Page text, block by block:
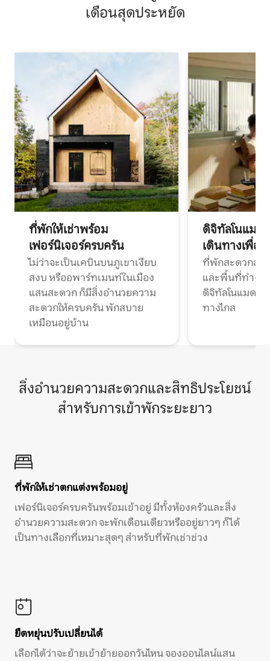
เดือนสุดประหยัด
ที่พักให้เช่าพร้อม
เฟอร์นิเจอร์ครบครัน
ไม่ว่าจะเป็นเคบินบนภูเขาเงียบ
สงบ หรืออพาร์ทเมนท์ในเมือง
แสนสะดวก ก็มีสิ่งอำนวยความ
สะดวกให้ครบครัน พักสบาย
เหมือนอยู่บ้าน
ดิจิทัลโนแมด
เดินทางเพื่อ
ที่พักสะดวกสบ
และพื้นที่ทำงา
ดิจิทัลโนแมดแ
ทางไกล
สิ่งอำนวยความสะดวกและสิทธิประโยชน์
สำหรับการเข้าพักระยะยาว
ที่พักให้เช่าตกแต่งพร้อมอยู่
เฟอร์นิเจอร์ครบครันพร้อมเข้าอยู่ มีทั้งห้องครัวและสิ่ง
อำนวยความสะดวก จะพักเดือนเดียวหรืออยู่ยาวๆ ก็ได้
เป็นทางเลือกที่เหมาะสุดๆ สำหรับที่พักเช่าช่วง
ยืดหยุ่นปรับเปลี่ยนได้
เลือกได้ว่าจะย้ายเข้าย้ายออกวันไหน จองออนไลน์แสน